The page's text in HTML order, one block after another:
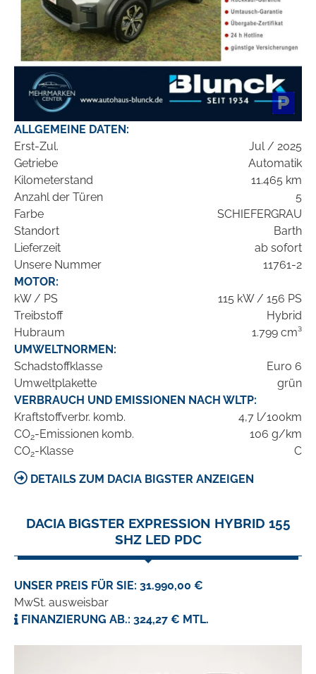
ALLGEMEINE DATEN:
Erst-Zul.
Jul / 2025
Getriebe
Automatik
Kilometerstand
11.465 km
Anzahl der Türen
5
Farbe
SCHIEFERGRAU
Standort
Barth
Lieferzeit
ab sofort
Unsere Nummer
11761-2
MOTOR:
kW / PS
115 kW / 156 PS
Treibstoff
Hybrid
Hubraum
1.799 cm³
UMWELTNORMEN:
Schadstoffklasse
Euro 6
Umweltplakette
grün
VERBRAUCH UND EMISSIONEN NACH WLTP:
Kraftstoffverbr. komb.
4,7 l/100km
CO2-Emissionen komb.
106 g/km
CO2-Klasse C
DETAILS ZUM DACIA BIGSTER ANZEIGEN
DACIA BIGSTER EXPRESSION HYBRID 155
SHZ LED PDC
UNSER PREIS FÜR SIE: 31.990,00 €
MwSt. ausweisbar
FINANZIERUNG AB.: 324,27 € MTL.